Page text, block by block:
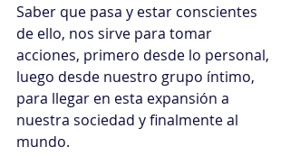
Saber que pasa y estar conscientes
de ello, nos sirve para tomar
acciones, primero desde lo personal,
luego desde nuestro grupo íntimo,
para llegar en esta expansión a
nuestra sociedad y finalmente al
mundo.